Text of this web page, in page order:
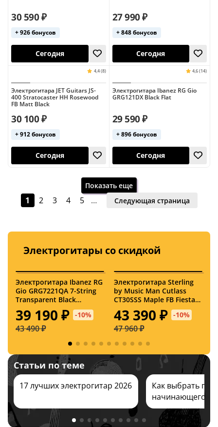
4,2 (5) Хит продаж
4,7 (3)
Сегодня Сегодня
Сегодня Сегодня
30 590 ₽
+ 926 бонусов
27 990 ₽
+ 848 бонусов
Электрогитара JET Guitars JS-
400 Stratocaster HH Rosewood
FB Matt Black
30 100 ₽
+ 912 бонусов
Сегодня
Электрогитара Ibanez RG Gio
GRG121DX Black Flat
29 590 ₽
+ 896 бонусов
Сегодня
Показать еще
1 2 3 4 5 … Следующая страница
Электрогитары со скидкой
Электрогитара Ibanez RG
Gio GRG7221QA 7-String
Transparent Black
Sunburst
39 190 ₽ -10%
43 490 ₽
Электрогитара Sterling
by Music Man Cutlass
CT30SSS Maple FB Fiesta
Red
43 390 ₽ -10%
47 960 ₽
Статьи по теме
17 лучших электрогитар 2026
Как выбрать
начинающего